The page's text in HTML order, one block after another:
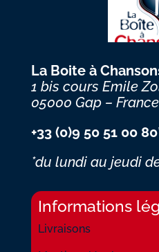
La Boite à
1 bis cours Emile
05000 Gap – France
+33 (0)9 50 51 00
*du lundi au jeudi
Informations
Livraisons